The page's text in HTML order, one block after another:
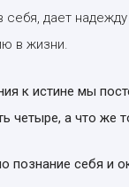
себя, дает
в жизни.
к истине мы
четыре, а что же
познание себя и